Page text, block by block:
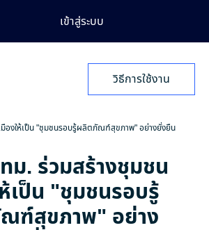
เข้าสู่ระบบ
วิธีการใช้งาน
องให้เป็น "ชุมชนรอบรู้ผลิตภัณฑ์สุขภาพ" อย่างยั่งยืน
ม. ร่วมสร้างชุมชน
เป็น "ชุมชนรอบรู้
ฑ์สุขภาพ" อย่าง